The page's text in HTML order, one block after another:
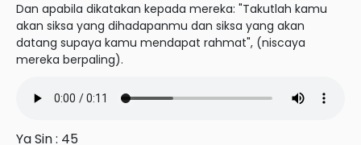
Dan apabila dikatakan kepada mereka: "Takutlah kamu
akan siksa yang dihadapanmu dan siksa yang akan
datang supaya kamu mendapat rahmat", (niscaya
mereka berpaling).
Ya Sin : 45